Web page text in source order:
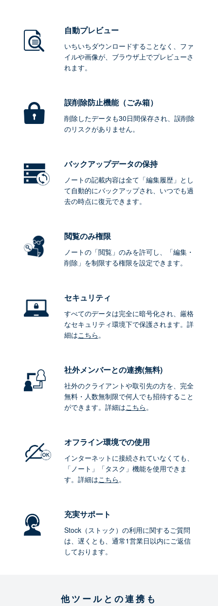
自動プレビュー
いちいちダウンロードすることなく、ファ
イルや画像が、ブラウザ上でプレビューさ
れます。
誤削除防止機能（ごみ箱）
削除したデータも30日間保存され、誤削除
のリスクがありません。
バックアップデータの保持
ノートの記載内容は全て「編集履歴」とし
て自動的にバックアップされ、いつでも過
去の時点に復元できます。
閲覧のみ権限
ノートの「閲覧」のみを許可し、「編集・
削除」を制限する権限を設定できます。
セキュリティ
すべてのデータは完全に暗号化され、厳格
なセキュリティ環境下で保護されます。詳
細はこちら。
社外メンバーとの連携(無料)
社外のクライアントや取引先の方を、完全
無料・人数無制限で何人でも招待すること
ができます。詳細はこちら。
オフライン環境での使用
インターネットに接続されていなくても、
「ノート」「タスク」機能を使用できま
す。詳細はこちら。
充実サポート
Stock（ストック）の利用に関するご質問
は、遅くとも、通常1営業日以内にご返信
しております。
他ツールとの連携も